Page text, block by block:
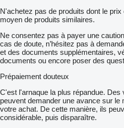
N'achetez pas de produits dont le
moyen de produits similaires.
Ne consentez pas à payer une
cas de doute, n’hésitez pas à
et des documents supplémentaires,
documents ou encore poser des
Prépaiement douteux
C'est l'arnaque la plus répandue. Des
peuvent demander une avance sur le
votre achat. De cette manière, ils
considérable, puis disparaître.